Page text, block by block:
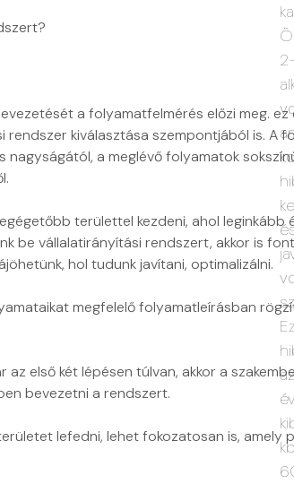
a folyamatfelmérés előzi meg.
rendszer kiválasztása szempontjából is. A
nagyságától, a meglévő folyamatok
területtel kezdeni, ahol leginkább
be vállalatirányítási rendszert, akkor is
hol tudunk javítani, optimalizálni.
megfelelő folyamatleírásban
az első két lépésen túlvan, akkor a
bevezetni a rendszert.
lefedni, lehet fokozatosan is, amely
volt
programokat
használjuk
munkánk
Conto.Net-
et
Comtex
kiváló.
Az
általunk
(plusz
funkciók)
mindig
kellő
költséghatékonysággal
oldották
volt,
amikor
komolyabb
és
javításra
volt
szükség.
az
évenként
kb.
használjuk
munkánk
et
Comtex